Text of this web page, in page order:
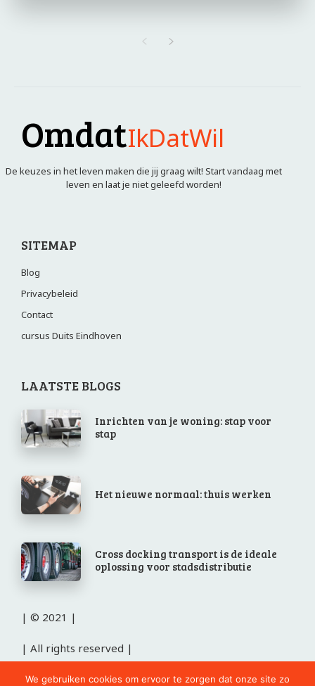
OmdatIkDatWil
De keuzes in het leven maken die jij graag wilt! Start vandaag met
leven en laat je niet geleefd worden!
SITEMAP
Blog
Privacybeleid
Contact
cursus Duits Eindhoven
LAATSTE BLOGS
Inrichten van je woning: stap voor
stap
Het nieuwe normaal: thuis werken
Cross docking transport is de ideale
oplossing voor stadsdistributie
| © 2021 |
| All rights reserved |
cursus Duits in Weert
We gebruiken cookies om ervoor te zorgen dat onze site zo